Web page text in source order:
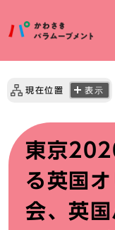
現在位置 表示
東京
る英国
会、英